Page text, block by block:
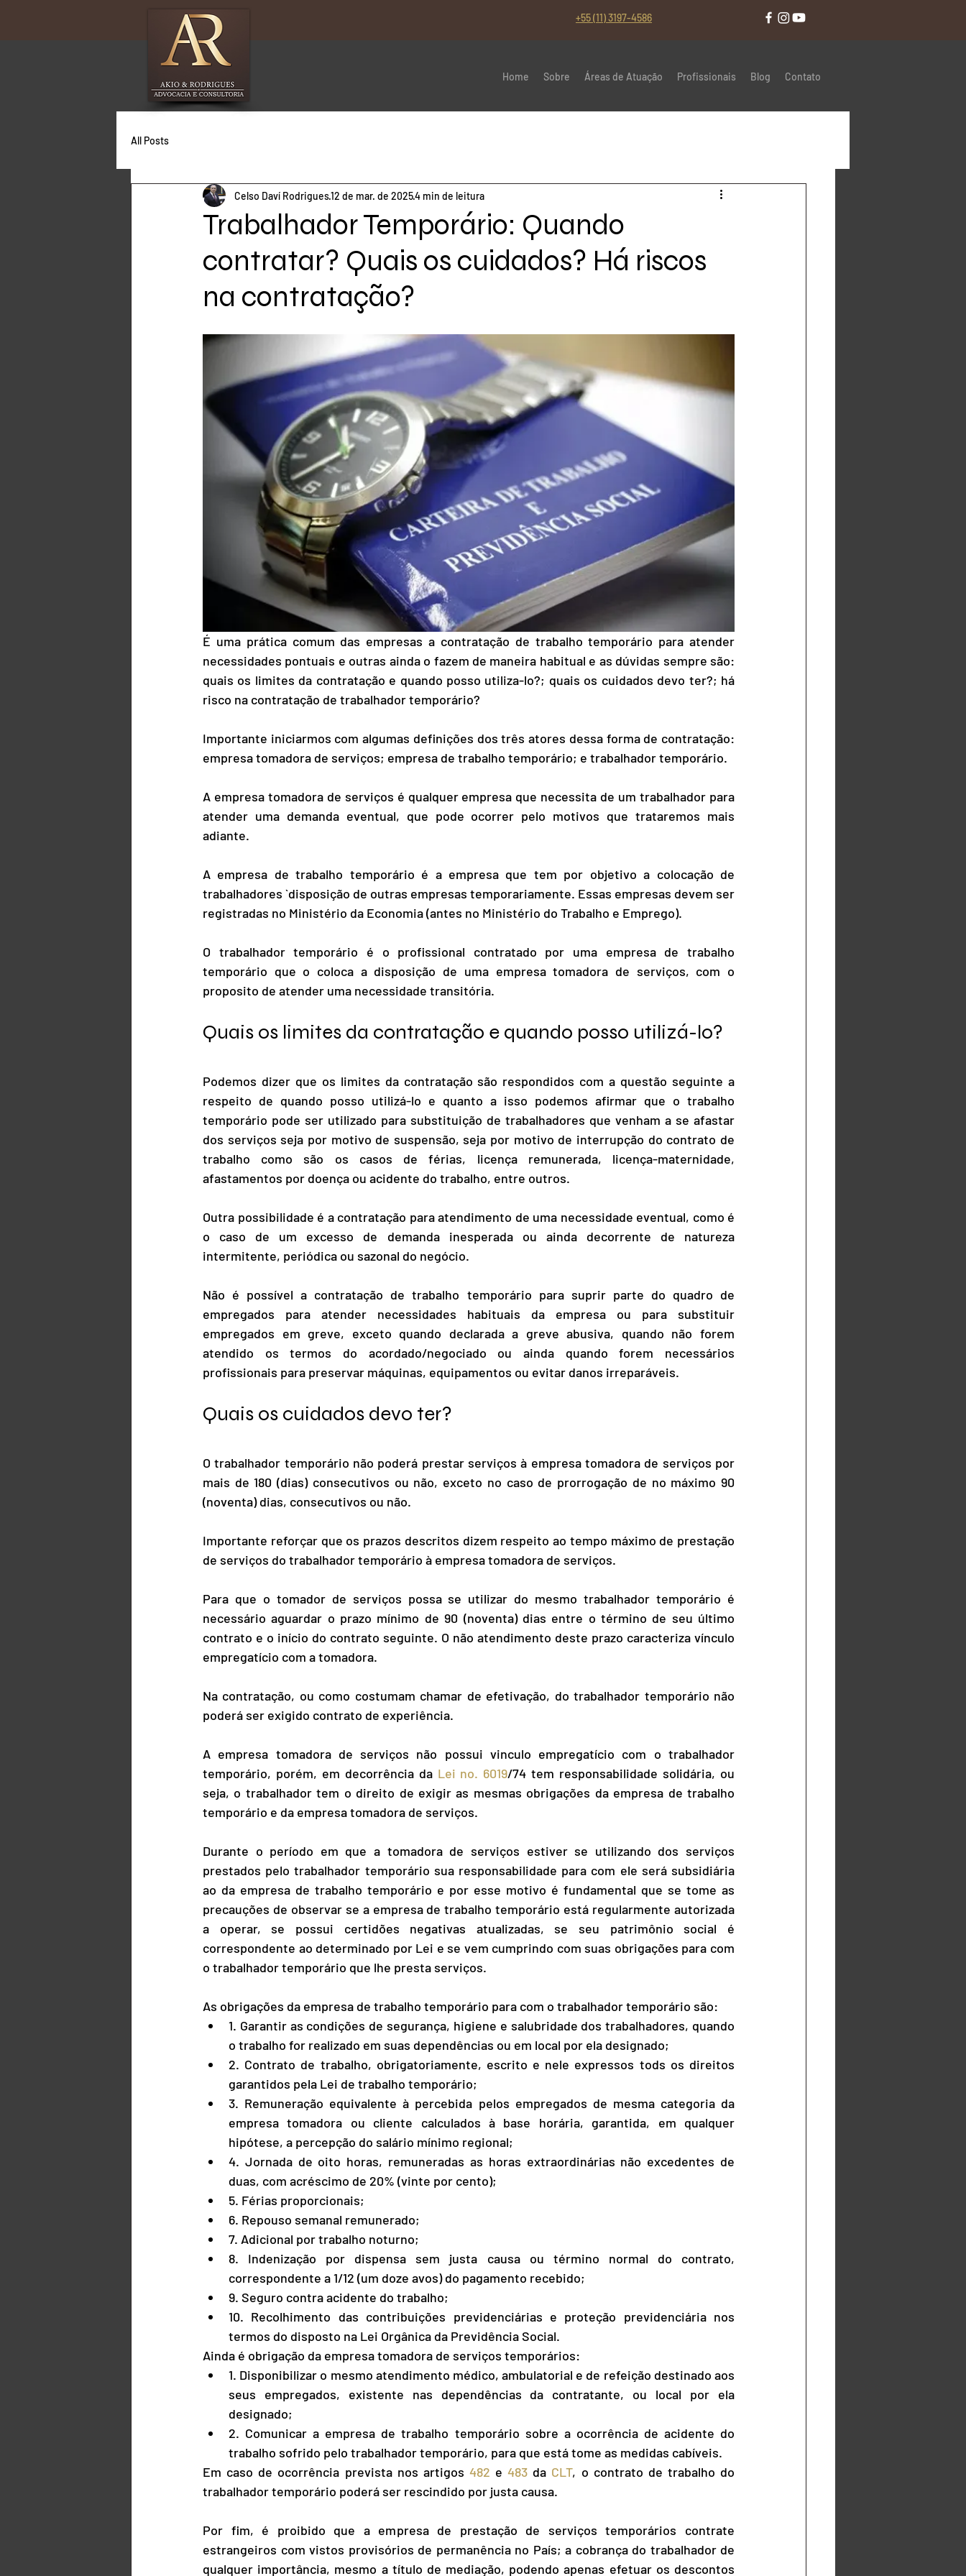
+55 (11) 3197-4586
Home Sobre Áreas de Atuação Profissionais Blog Contato
All Posts
Trabalhador Temporário: Quando
contratar? Quais os cuidados? Há riscos
na contratação?
Celso Daví Rodrigues12 de mar. de 20254 min de leitura
É uma prática comum das empresas a contratação de trabalho temporário para atender
necessidades pontuais e outras ainda o fazem de maneira habitual e as dúvidas sempre são:
quais os limites da contratação e quando posso utiliza-lo?; quais os cuidados devo ter?; há
risco na contratação de trabalhador temporário?
Importante iniciarmos com algumas definições dos três atores dessa forma de contratação:
empresa tomadora de serviços; empresa de trabalho temporário; e trabalhador temporário.
A empresa tomadora de serviços é qualquer empresa que necessita de um trabalhador para
atender uma demanda eventual, que pode ocorrer pelo motivos que trataremos mais
adiante.
A empresa de trabalho temporário é a empresa que tem por objetivo a colocação de
trabalhadores `disposição de outras empresas temporariamente. Essas empresas devem ser
registradas no Ministério da Economia (antes no Ministério do Trabalho e Emprego).
O trabalhador temporário é o profissional contratado por uma empresa de trabalho
temporário que o coloca a disposição de uma empresa tomadora de serviços, com o
proposito de atender uma necessidade transitória.
Quais os limites da contratação e quando posso utilizá-lo?
Podemos dizer que os limites da contratação são respondidos com a questão seguinte a
respeito de quando posso utilizá-lo e quanto a isso podemos afirmar que o trabalho
temporário pode ser utilizado para substituição de trabalhadores que venham a se afastar
dos serviços seja por motivo de suspensão, seja por motivo de interrupção do contrato de
trabalho como são os casos de férias, licença remunerada, licença-maternidade,
afastamentos por doença ou acidente do trabalho, entre outros.
Outra possibilidade é a contratação para atendimento de uma necessidade eventual, como é
o caso de um excesso de demanda inesperada ou ainda decorrente de natureza
intermitente, periódica ou sazonal do negócio.
Não é possível a contratação de trabalho temporário para suprir parte do quadro de
empregados para atender necessidades habituais da empresa ou para substituir
empregados em greve, exceto quando declarada a greve abusiva, quando não forem
atendido os termos do acordado/negociado ou ainda quando forem necessários
profissionais para preservar máquinas, equipamentos ou evitar danos irreparáveis.
Quais os cuidados devo ter?
O trabalhador temporário não poderá prestar serviços à empresa tomadora de serviços por
mais de 180 (dias) consecutivos ou não, exceto no caso de prorrogação de no máximo 90
(noventa) dias, consecutivos ou não.
Importante reforçar que os prazos descritos dizem respeito ao tempo máximo de prestação
de serviços do trabalhador temporário à empresa tomadora de serviços.
Para que o tomador de serviços possa se utilizar do mesmo trabalhador temporário é
necessário aguardar o prazo mínimo de 90 (noventa) dias entre o término de seu último
contrato e o início do contrato seguinte. O não atendimento deste prazo caracteriza vínculo
empregatício com a tomadora.
Na contratação, ou como costumam chamar de efetivação, do trabalhador temporário não
poderá ser exigido contrato de experiência.
A empresa tomadora de serviços não possui vinculo empregatício com o trabalhador
temporário, porém, em decorrência da Lei no. 6019/74 tem responsabilidade solidária, ou
seja, o trabalhador tem o direito de exigir as mesmas obrigações da empresa de trabalho
temporário e da empresa tomadora de serviços.
Durante o período em que a tomadora de serviços estiver se utilizando dos serviços
prestados pelo trabalhador temporário sua responsabilidade para com ele será subsidiária
ao da empresa de trabalho temporário e por esse motivo é fundamental que se tome as
precauções de observar se a empresa de trabalho temporário está regularmente autorizada
a operar, se possui certidões negativas atualizadas, se seu patrimônio social é
correspondente ao determinado por Lei e se vem cumprindo com suas obrigações para com
o trabalhador temporário que lhe presta serviços.
As obrigações da empresa de trabalho temporário para com o trabalhador temporário são:
1. Garantir as condições de segurança, higiene e salubridade dos trabalhadores, quando
o trabalho for realizado em suas dependências ou em local por ela designado;
2. Contrato de trabalho, obrigatoriamente, escrito e nele expressos tods os direitos
garantidos pela Lei de trabalho temporário;
3. Remuneração equivalente à percebida pelos empregados de mesma categoria da
empresa tomadora ou cliente calculados à base horária, garantida, em qualquer
hipótese, a percepção do salário mínimo regional;
4. Jornada de oito horas, remuneradas as horas extraordinárias não excedentes de
duas, com acréscimo de 20% (vinte por cento);
5. Férias proporcionais;
6. Repouso semanal remunerado;
7. Adicional por trabalho noturno;
8. Indenização por dispensa sem justa causa ou término normal do contrato,
correspondente a 1/12 (um doze avos) do pagamento recebido;
9. Seguro contra acidente do trabalho;
10. Recolhimento das contribuições previdenciárias e proteção previdenciária nos
termos do disposto na Lei Orgânica da Previdência Social.
Ainda é obrigação da empresa tomadora de serviços temporários:
1. Disponibilizar o mesmo atendimento médico, ambulatorial e de refeição destinado aos
seus empregados, existente nas dependências da contratante, ou local por ela
designado;
2. Comunicar a empresa de trabalho temporário sobre a ocorrência de acidente do
trabalho sofrido pelo trabalhador temporário, para que está tome as medidas cabíveis.
Em caso de ocorrência prevista nos artigos 482 e 483 da CLT, o contrato de trabalho do
trabalhador temporário poderá ser rescindido por justa causa.
Por fim, é proibido que a empresa de prestação de serviços temporários contrate
estrangeiros com vistos provisórios de permanência no País; a cobrança do trabalhador de
qualquer importância, mesmo a título de mediação, podendo apenas efetuar os descontos